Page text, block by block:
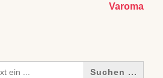
Varoma